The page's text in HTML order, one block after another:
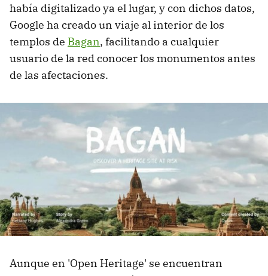
había digitalizado ya el lugar, y con dichos datos,
Google ha creado un viaje al interior de los
templos de Bagan, facilitando a cualquier
usuario de la red conocer los monumentos antes
de las afectaciones.
Aunque en 'Open Heritage' se encuentran